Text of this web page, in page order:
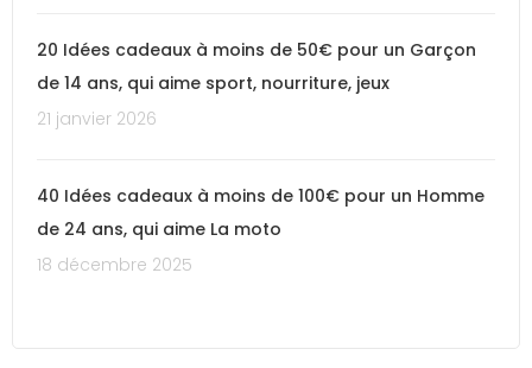
20 Idées cadeaux à moins de 50€ pour un Garçon
de 14 ans, qui aime sport, nourriture, jeux
21 janvier 2026
40 Idées cadeaux à moins de 100€ pour un Homme
de 24 ans, qui aime La moto
18 décembre 2025